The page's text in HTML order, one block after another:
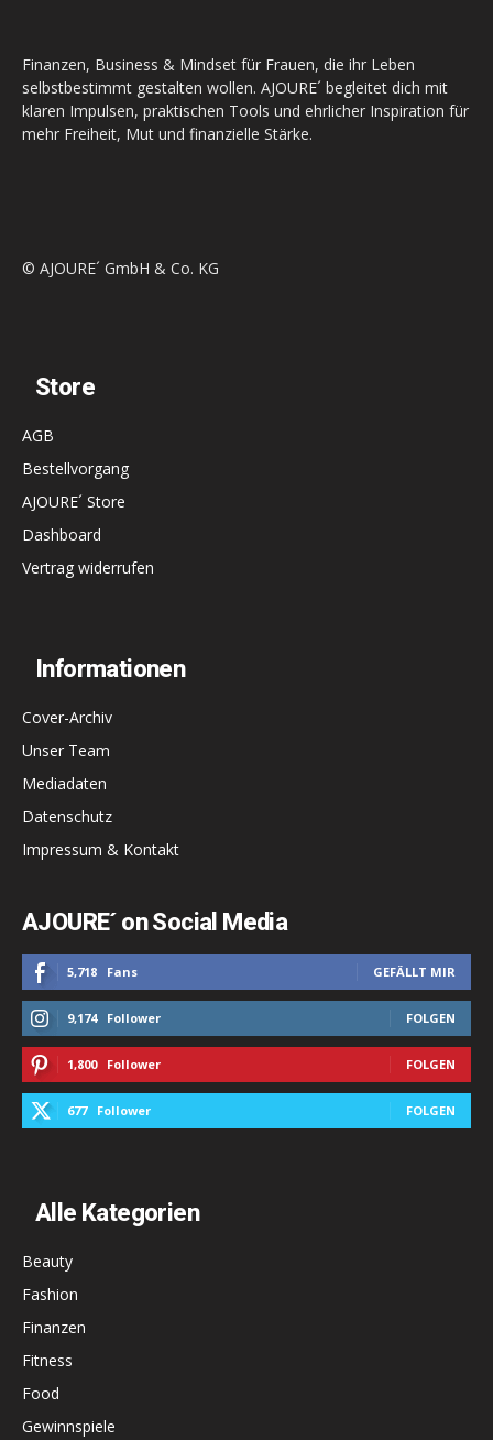
Finanzen, Business & Mindset für Frauen, die ihr Leben
selbstbestimmt gestalten wollen. AJOURE´ begleitet dich mit
klaren Impulsen, praktischen Tools und ehrlicher Inspiration für
mehr Freiheit, Mut und finanzielle Stärke.
© AJOURE´ GmbH & Co. KG
Store
AGB
Bestellvorgang
AJOURE´ Store
Dashboard
Vertrag widerrufen
Informationen
Cover-Archiv
Unser Team
Mediadaten
Datenschutz
Impressum & Kontakt
AJOURE´ on Social Media
5,718 Fans GEFÄLLT MIR
9,174 Follower FOLGEN
1,800 Follower FOLGEN
677 Follower FOLGEN
Alle Kategorien
Beauty
Fashion
Finanzen
Fitness
Food
Gewinnspiele